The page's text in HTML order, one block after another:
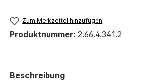
Zum Merkzettel hinzufügen
Produktnummer: 2.66.4.341.2
Beschreibung